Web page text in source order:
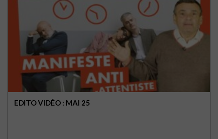
EDITO VIDÉO : MAI 25